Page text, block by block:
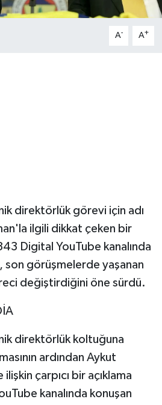
A- A+
direktörlük görevi için adı
ilgili dikkat çeken bir
Digital YouTube kanalında
son görüşmelerde yaşanan
değiştirdiğini öne sürdü.
direktörlük koltuğuna
ardından Aykut
çarpıcı bir açıklama
kanalında konuşan